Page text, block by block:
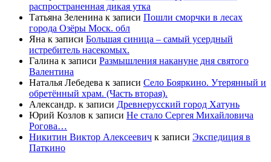
распространенная дикая утка
Татьяна Зеленина к записи Пошли сморчки в лесах
города Озёры Моск. обл
Яна к записи Большая синица – самый усердный
истребитель насекомых.
Галина к записи Размышления накануне дня святого
Валентина
Наталья Лебедева к записи Село Бояркино. Утерянный и
обретённый храм. (Часть вторая).
Александр. к записи Древнерусский город Хатунь
Юрий Козлов к записи Не стало Сергея Михайловича
Рогова…
Никитин Виктор Алексеевич к записи Экспедиция в
Паткино